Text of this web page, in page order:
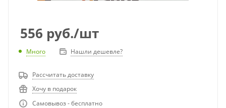
556 руб./шт
Много Нашли дешевле?
Рассчитать доставку
Хочу в подарок
Самовывоз - бесплатно